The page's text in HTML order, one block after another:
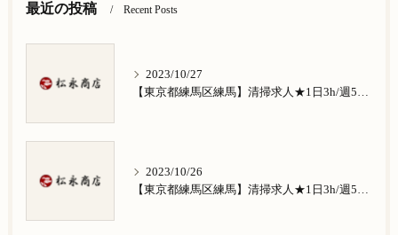
最近の投稿 Recent Posts
2023/10/27
【東京都練馬区練馬】清掃求人★1日3h/週5日/祝日お休み★谷原在住の方歓迎
2023/10/26
【東京都練馬区練馬】清掃求人★1日3h/週5日/祝日お休み★南田中在住の方歓迎